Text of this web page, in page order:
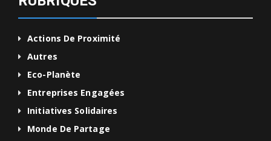
Actions De Proximité
Autres
Eco-Planète
Entreprises Engagées
Initiatives Solidaires
Monde De Partage